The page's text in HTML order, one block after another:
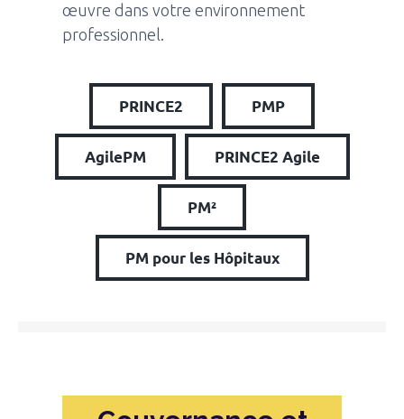
œuvre dans votre environnement
professionnel.
PRINCE2 PMP
AgilePM PRINCE2 Agile
PM²
PM pour les Hôpitaux